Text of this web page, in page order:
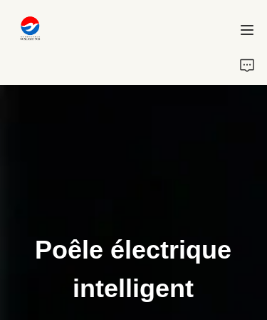
Poêle électrique
intelligent